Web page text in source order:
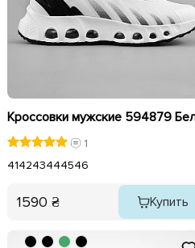
1
414243444546
1590 ₴ Купить